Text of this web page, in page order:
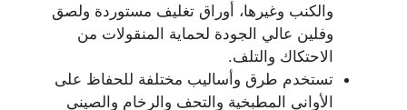
والكنب وغيرها، أوراق تغليف مستوردة ولصق
وفلين عالي الجودة لحماية المنقولات من
الاحتكاك والتلف.
تستخدم طرق وأساليب مختلفة للحفاظ على
الأواني المطبخية والتحف والرخام والصيني